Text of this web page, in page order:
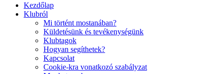
Kezdőlap
Klubról
Mi történt mostanában?
Küldetésünk és tevékenységünk
Klubtagok
Hogyan segíthetek?
Kapcsolat
Cookie-kra vonatkozó szabályzat